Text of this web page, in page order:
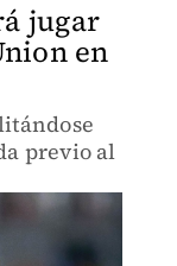
jugar
en
previo al